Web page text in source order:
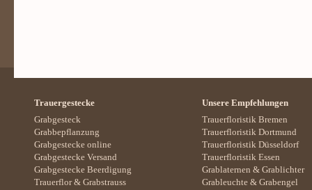
Trauergestecke
Grabgesteck
Grabbepflanzung
Grabgestecke online
Grabgestecke Versand
Grabgestecke Beerdigung
Trauerflor& Grabstrauss
Unsere Empfehlungen
Trauerfloristik Bremen
Trauerfloristik Dortmund
Trauerfloristik Düsseldorf
Trauerfloristik Essen
Grablaternen & Grablichter
Grableuchte & Grabengel